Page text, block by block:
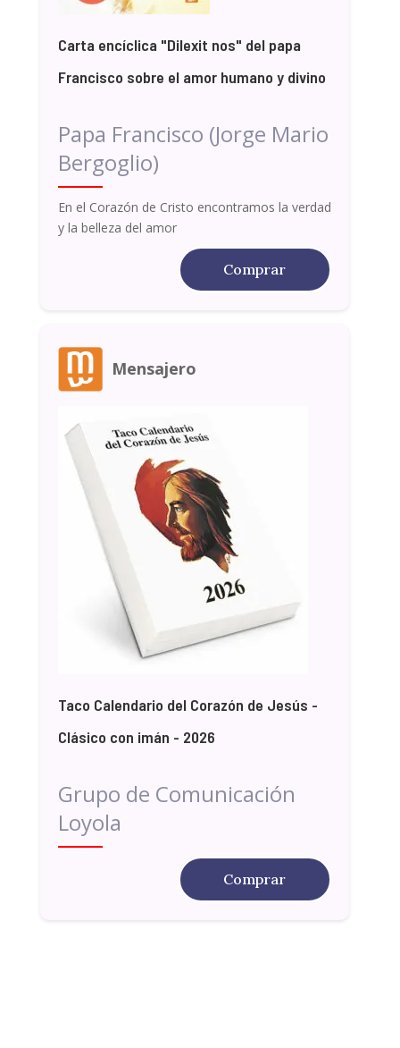
Carta encíclica "Dilexit nos" del papa
Francisco sobre el amor humano y divino
Papa Francisco (Jorge Mario
Bergoglio)
En el Corazón de Cristo encontramos la verdad
y la belleza del amor
Comprar
Mensajero
Taco Calendario del Corazón de Jesús -
Clásico con imán - 2026
Grupo de Comunicación
Loyola
Comprar